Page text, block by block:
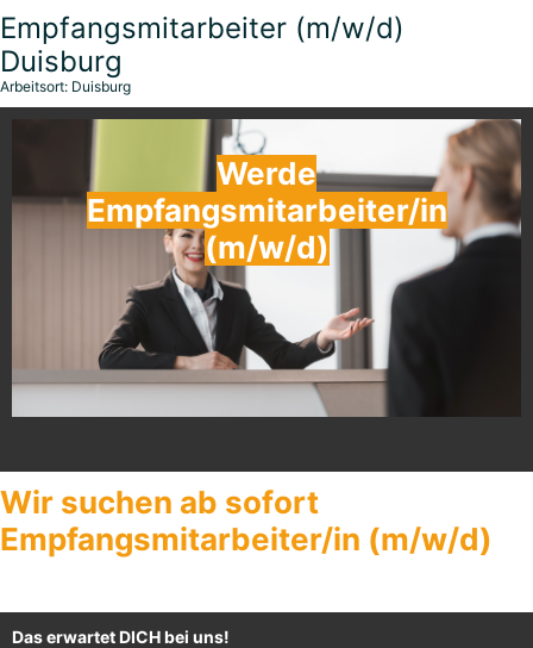
Empfangsmitarbeiter (m/w/d)
Duisburg
Arbeitsort: Duisburg
Werde
Empfangsmitarbeiter/in
(m/w/d)
Wir suchen ab sofort
Empfangsmitarbeiter/in (m/w/d)
Das erwartet DICH bei uns!